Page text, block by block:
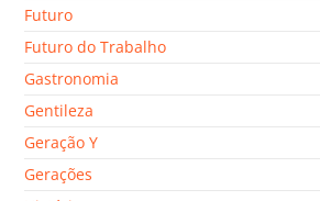
Futuro
Futuro do Trabalho
Gastronomia
Gentileza
Geração Y
Gerações